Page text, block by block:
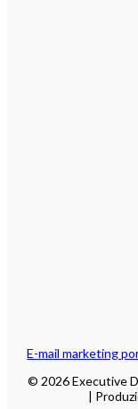
E-mail marketing
© 2026 Executive
|